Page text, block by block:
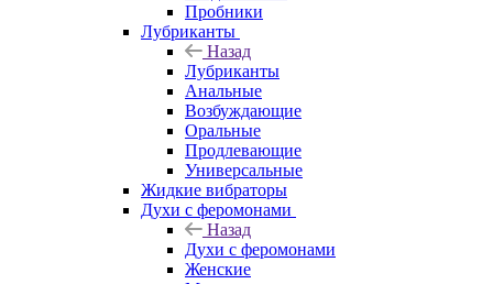
Пробники
Лубриканты
Назад
Лубриканты
Анальные
Возбуждающие
Оральные
Продлевающие
Универсальные
Жидкие вибраторы
Духи с феромонами
Назад
Духи с феромонами
Женские